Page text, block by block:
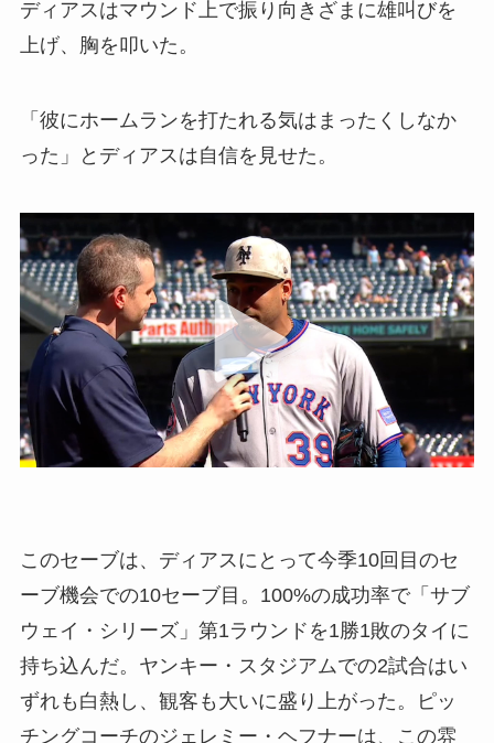
ディアスはマウンド上で振り向きざまに雄叫びを
上げ、胸を叩いた。
「彼にホームランを打たれる気はまったくしなか
った」とディアスは自信を見せた。
このセーブは、ディアスにとって今季10回目のセ
ーブ機会での10セーブ目。100%の成功率で「サブ
ウェイ・シリーズ」第1ラウンドを1勝1敗のタイに
持ち込んだ。ヤンキー・スタジアムでの2試合はい
ずれも白熱し、観客も大いに盛り上がった。ピッ
チングコーチのジェレミー・ヘフナーは、この雰